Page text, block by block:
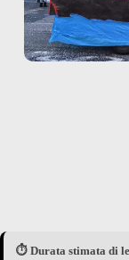
⏱️ Durata stimata di